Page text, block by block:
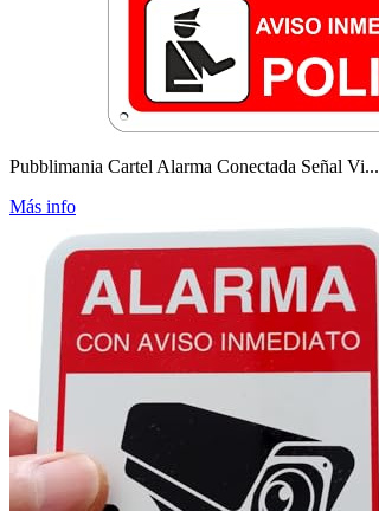
Pubblimania Cartel Alarma Conectada Señal Vi...
Más info